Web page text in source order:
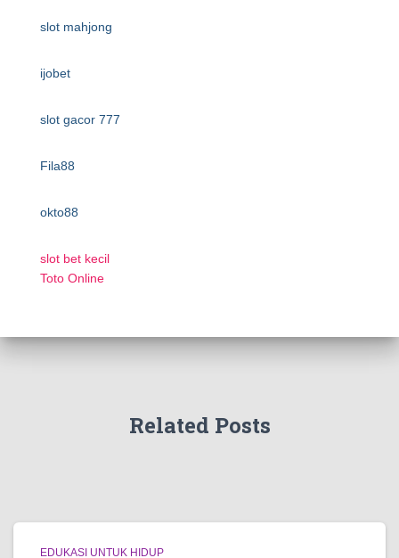
slot mahjong
ijobet
slot gacor 777
Fila88
okto88
slot bet kecil
Toto Online
Related Posts
EDUKASI UNTUK HIDUP